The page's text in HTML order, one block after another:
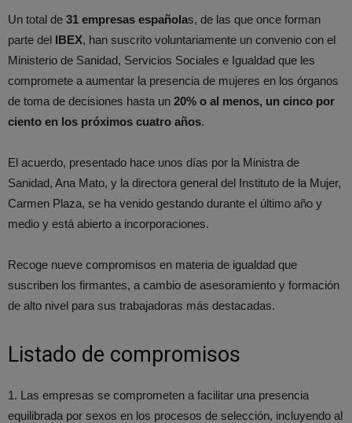
Un total de 31 empresas españolas, de las que once forman
parte del IBEX, han suscrito voluntariamente un convenio con el
Ministerio de Sanidad, Servicios Sociales e Igualdad que les
compromete a aumentar la presencia de mujeres en los órganos
de toma de decisiones hasta un 20% o al menos, un cinco por
ciento en los próximos cuatro años.
El acuerdo, presentado hace unos días por la Ministra de
Sanidad, Ana Mato, y la directora general del Instituto de la Mujer,
Carmen Plaza, se ha venido gestando durante el último año y
medio y está abierto a incorporaciones.
Recoge nueve compromisos en materia de igualdad que
suscriben los firmantes, a cambio de asesoramiento y formación
de alto nivel para sus trabajadoras más destacadas.
Listado de compromisos
1. Las empresas se comprometen a facilitar una presencia
equilibrada por sexos en los procesos de selección, incluyendo al